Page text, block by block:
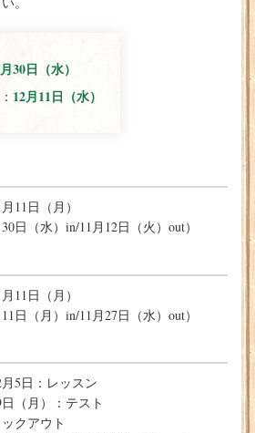
30日（水）
12月11日（水）
11日（月）
日（水）in/11月12日（火）out）
11日（月）
日（月）in/11月27日（水）out）
5日：レッスン
（月）：テスト
クアウト